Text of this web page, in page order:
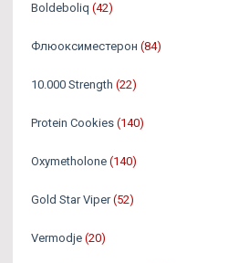
Boldeboliq (42)
Флюоксиместерон (84)
10.000 Strength (22)
Protein Cookies (140)
Oxymetholone (140)
Gold Star Viper (52)
Vermodje (20)